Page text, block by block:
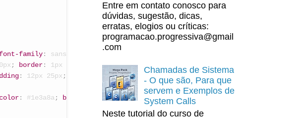
font-family: sans-serif
; border: 1px solid #cbd5e1; border-radius 4px font-size
: 12px 25px ; border-radius: 4px cursor pointer
color: #1e3a8a; border-radius: 4px; font-weight: bold
Entre em contato conosco para
dúvidas, sugestão, dicas,
erratas, elogios ou críticas:
programacao.progressiva@gmail
.com
Chamadas de Sistema
- O que são, Para que
servem e Exemplos de
System Calls
Neste tutorial do curso de